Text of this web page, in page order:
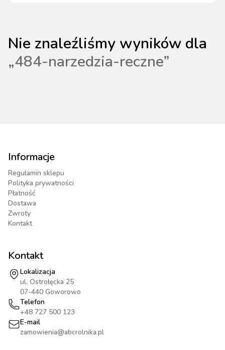
Nie znaleźliśmy wyników dla
„484-narzedzia-reczne”
Informacje
Regulamin sklepu
Polityka prywatności
Płatność
Dostawa
Zwroty
Kontakt
Kontakt
Lokalizacja
ul. Ostrołęcka 25
07-440 Goworowo
Telefon
+48 727 500 123
E-mail
zamowienia@abcrolnika.pl